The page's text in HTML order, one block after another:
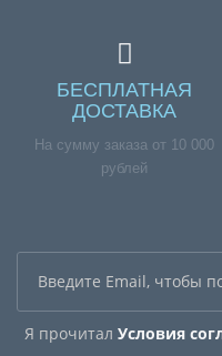
БЕСПЛАТНАЯ
ДОСТАВКА
На сумму заказа от 10 000
рублей
Я прочитал Условия